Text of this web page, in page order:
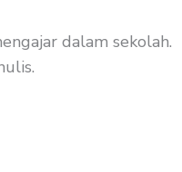
dalam sekolah.